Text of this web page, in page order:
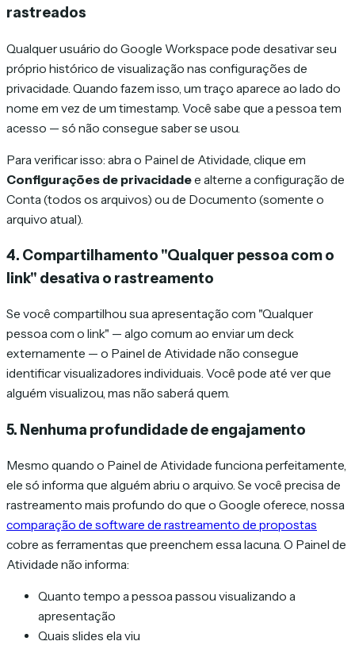
rastreados
Qualquer usuário do Google Workspace pode desativar seu
próprio histórico de visualização nas configurações de
privacidade. Quando fazem isso, um traço aparece ao lado do
nome em vez de um timestamp. Você sabe que a pessoa tem
acesso — só não consegue saber se usou.
Para verificar isso: abra o Painel de Atividade, clique em
Configurações de privacidadee alterne a configuração de
Conta (todos os arquivos) ou de Documento (somente o
arquivo atual).
4. Compartilhamento "Qualquer pessoa com o
link" desativa o rastreamento
Se você compartilhou sua apresentação com "Qualquer
pessoa com o link" — algo comum ao enviar um deck
externamente — o Painel de Atividade não consegue
identificar visualizadores individuais. Você pode até ver que
alguém visualizou, mas não saberá quem.
5. Nenhuma profundidade de engajamento
Mesmo quando o Painel de Atividade funciona perfeitamente,
ele só informa que alguém abriu o arquivo. Se você precisa de
rastreamento mais profundo do que o Google oferece, nossa
comparação de software de rastreamento de propostas
cobre as ferramentas que preenchem essa lacuna. O Painel de
Atividade não informa:
Quanto tempo a pessoa passou visualizando a
apresentação
Quais slides ela viu